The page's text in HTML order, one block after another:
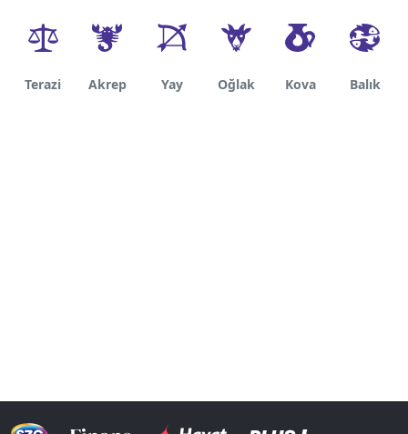
Terazi Akrep Yay Oğlak Kova Balık